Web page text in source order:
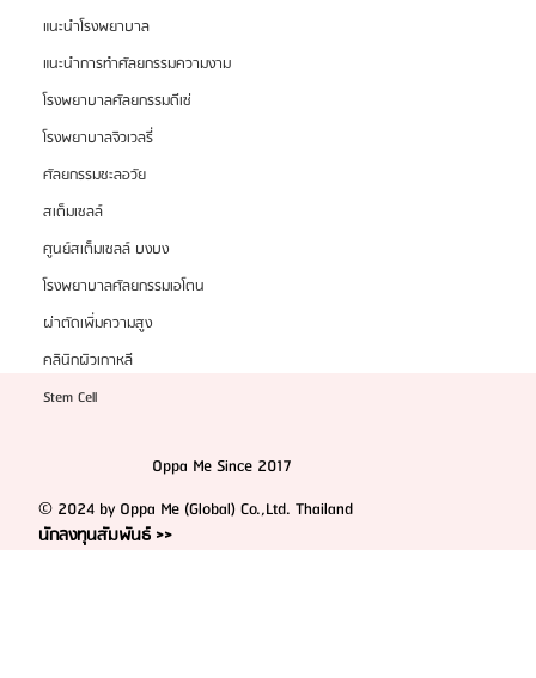
แนะนำโรงพยาบาล
แนะนำการทำศัลยกรรมความงาม
โรงพยาบาลศัลยกรรมดีเซ่
โรงพยาบาลจิวเวลรี่
ศัลยกรรมชะลอวัย
สเต็มเซลล์
ศูนย์สเต็มเซลล์ บงบง
โรงพยาบาลศัลยกรรมเอโตน
ผ่าตัดเพิ่มความสูง
คลินิกผิวเกาหลี
Stem Cell
Oppa Me Since 2017
© 2024 by Oppa Me (Global) Co.,Ltd. Thailand
นักลงทุนสัมพันธ์ >>